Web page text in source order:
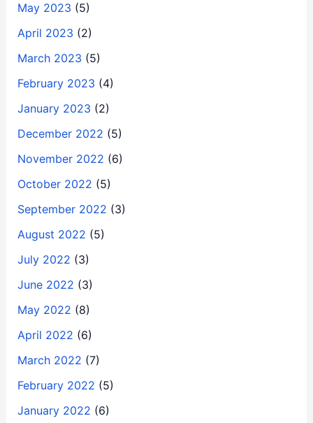
May 2023 (5)
April 2023 (2)
March 2023 (5)
February 2023 (4)
January 2023 (2)
December 2022 (5)
November 2022 (6)
October 2022 (5)
September 2022 (3)
August 2022 (5)
July 2022 (3)
June 2022 (3)
May 2022 (8)
April 2022 (6)
March 2022 (7)
February 2022 (5)
January 2022 (6)